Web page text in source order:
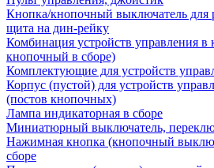
Кнопка/кнопочный выключатель для
щита на дин-рейку
Комбинация устройств управления в
кнопочный в сборе)
Комплектующие для устройств
Корпус (пустой) для устройств
(постов кнопочных)
Лампа индикаторная в сборе
Миниатюрный выключатель,
Нажимная кнопка (кнопочный
сборе